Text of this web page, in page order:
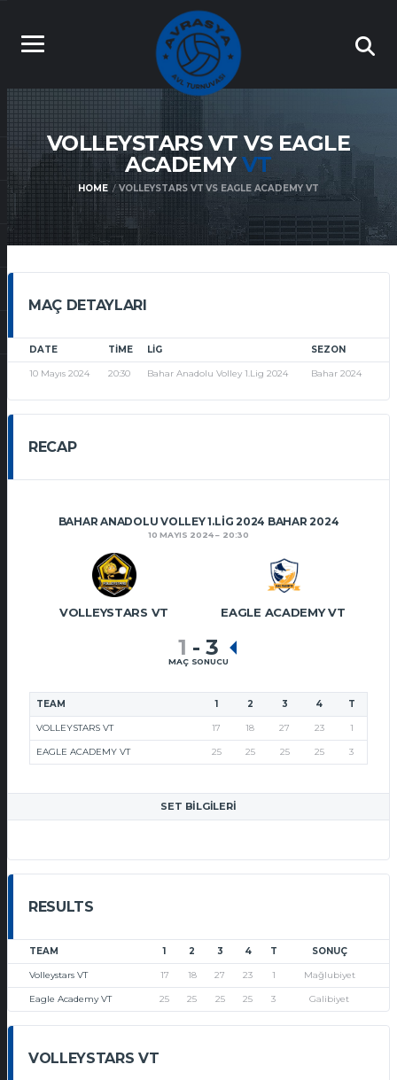
VOLLEYSTARS VT VS EAGLE
ACADEMYVT
HOME VOLLEYSTARS VT VS EAGLE ACADEMY VT
MAÇ DETAYLARI
DATE TIME LIG SEZON
10 Mayıs 2024 20:30 Bahar Anadolu Volley 1.Lig 2024 Bahar 2024
RECAP
BAHAR ANADOLU VOLLEY 1.LIG 2024 BAHAR 2024
10 MAYIS 2024 20:30
VOLLEYSTARS VT EAGLE ACADEMY VT
1 - 3
MAÇ SONUCU
TEAM 1 2 3 4 T
VOLLEYSTARS VT 17 18 27 23 1
EAGLE ACADEMY VT 25 25 25 25 3
SET BILGILERI
RESULTS
TEAM 1 2 3 4 T SONUÇ
Volleystars VT 17 18 27 23 1 Mağlubiyet
Eagle Academy VT 25 25 25 25 3 Galibiyet
VOLLEYSTARS VT